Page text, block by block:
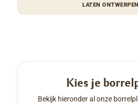
LATEN ONTWERPEN
Kies je
Bekijk hieronder al onze